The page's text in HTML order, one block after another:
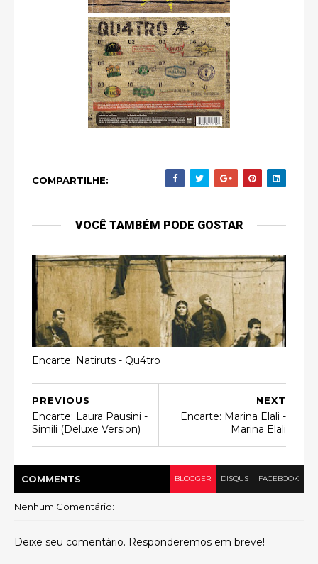
COMPARTILHE:
VOCÊ TAMBÉM PODE GOSTAR
Encarte: Natiruts - Qu4tro
NEXT
Encarte: Marina Elali -
Marina Elali
PREVIOUS
Encarte: Laura Pausini -
Simili (Deluxe Version)
COMMENTS BLOGGER DISQUS FACEBOOK
Nenhum Comentário:
Deixe seu comentário. Responderemos em breve!